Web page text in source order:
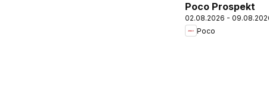
Poco Prospekt
02.08.2026 - 09.08.2026
Poco